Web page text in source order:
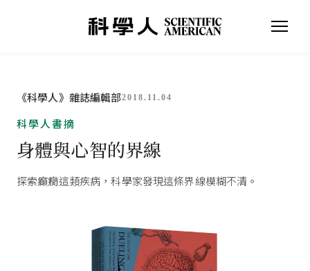
《科學人》雜誌編輯部2018.11.04
科學人書摘
身體與心智的界線
探索癲癇這類疾病，科學家發現這條界線模糊不清。